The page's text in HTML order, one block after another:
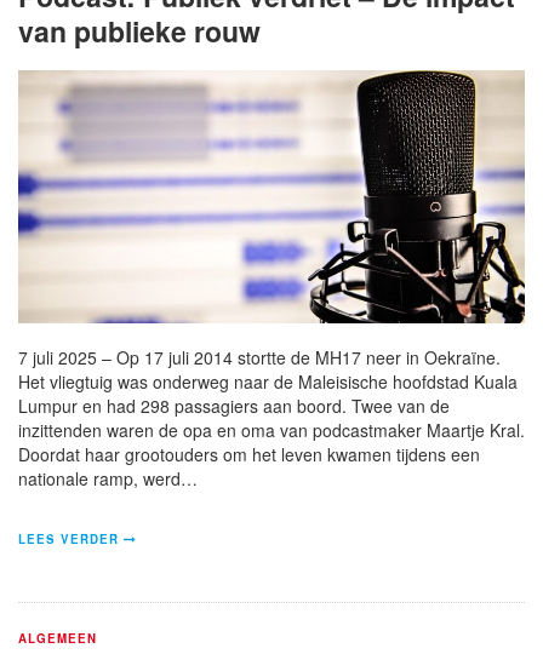
van publieke rouw
7 juli 2025 – Op 17 juli 2014 stortte de MH17 neer in Oekraïne.
Het vliegtuig was onderweg naar de Maleisische hoofdstad Kuala
Lumpur en had 298 passagiers aan boord. Twee van de
inzittenden waren de opa en oma van podcastmaker Maartje Kral.
Doordat haar grootouders om het leven kwamen tijdens een
nationale ramp, werd…
LEES VERDER
ALGEMEEN